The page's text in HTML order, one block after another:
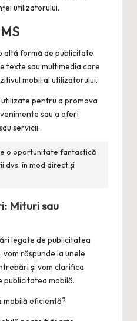
utilizatorului.
altă formă de publicitate
texte sau multimedia care
mobil al utilizatorului.
utilizate pentru a promova
sau a oferi
servicii.
o oportunitate fantastică
dvs. în mod direct și
Mituri sau
legate de publicitatea
vom răspunde la unele
și vom clarifica
publicitatea mobilă.
mobilă eficientă?